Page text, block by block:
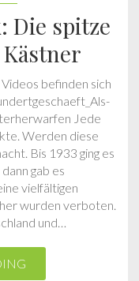
Die spitze
befinden sich
Jede
Werden diese
Bis 1933 ging es
gab es
vielfältigen
wurden verboten.
und…